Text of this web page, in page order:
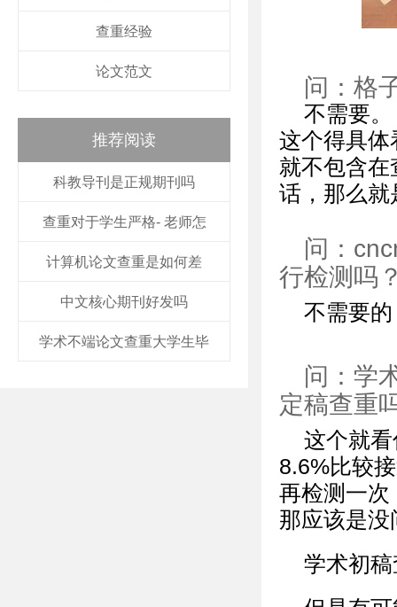
查重经验
论文范文
推荐阅读
科教导刊是正规期刊吗
查重对于学生严格- 老师怎
计算机论文查重是如何差
中文核心期刊好发吗
学术不端论文查重大学生毕
问：格
不需要。
这个得具体
就不包含
话，那么就
问：
行检测吗
不需要
问：学
定稿查重
这个就
8.6%比较
再检测一次
那应该是没
学术初